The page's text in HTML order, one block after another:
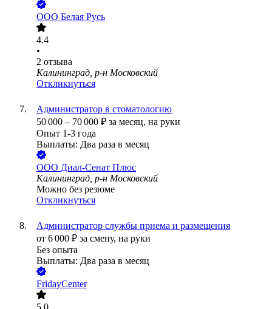
ООО Белая Русь
4.4
•
2 отзыва
Калининград, р-н Московский
Откликнуться
Администратор в стоматологию
50 000 – 70 000 ₽ за месяц, на руки
Опыт 1-3 года
Выплаты: Два раза в месяц
ООО Диал-Сенат Плюс
Калининград, р-н Московский
Можно без резюме
Откликнуться
Администратор службы приема и размещения
от 6 000 ₽ за смену, на руки
Без опыта
Выплаты: Два раза в месяц
FridayCenter